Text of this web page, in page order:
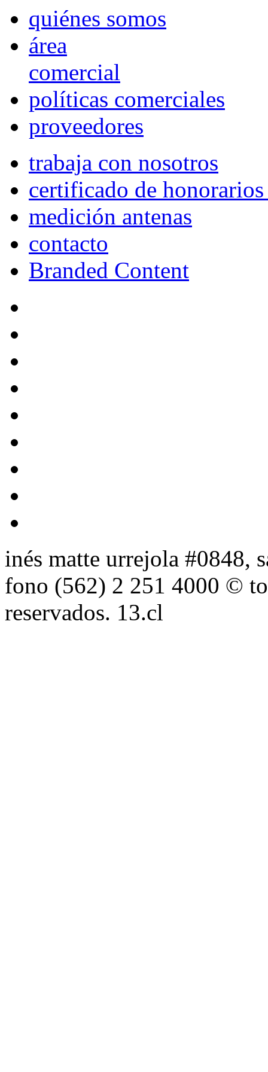
quiénes somos
área
comercial
políticas comerciales
proveedores
trabaja con nosotros
certificado de
medición antenas
contacto
Branded Content
inés matte urrejola #0848,
fono (562) 2 251 4000 ©
reservados. 13.cl